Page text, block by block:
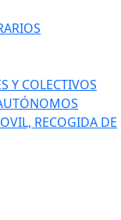
Y COLECTIVOS
RECOGIDA DE